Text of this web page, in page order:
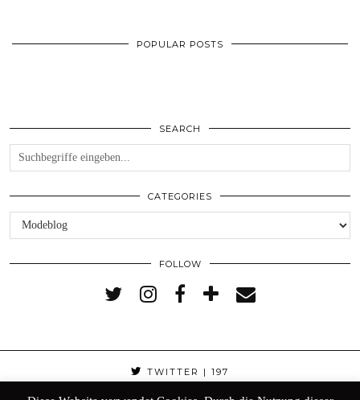
POPULAR POSTS
SEARCH
CATEGORIES
Categories
FOLLOW
TWITTER | 197